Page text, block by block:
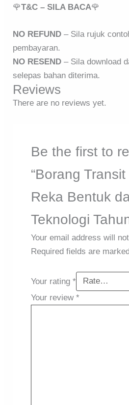
🌹T&C – SILA BACA🌹
NO REFUND – Sila rujuk
pembayaran.
NO RESEND – Sila download
selepas bahan diterima.
Reviews
There are no reviews yet.
Be the first to
“Borang
Reka Bentuk
Teknologi
Your email address will
Required fields are
Your rating *
Your review *